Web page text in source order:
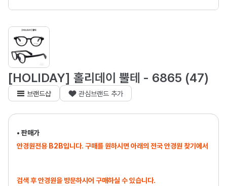
[HOLIDAY] 홀리데이 뿔테 - 6865 (47)
브랜드샵 관심브랜드 추가
• 판매가
안경원전용 B2B입니다. 구매를 원하시면 아래의 전국 안경원 찾기에서
검색 후 안경원을 방문하시어 구매하실 수 있습니다.